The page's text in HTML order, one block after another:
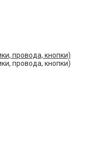
провода, кнопки)
провода, кнопки)